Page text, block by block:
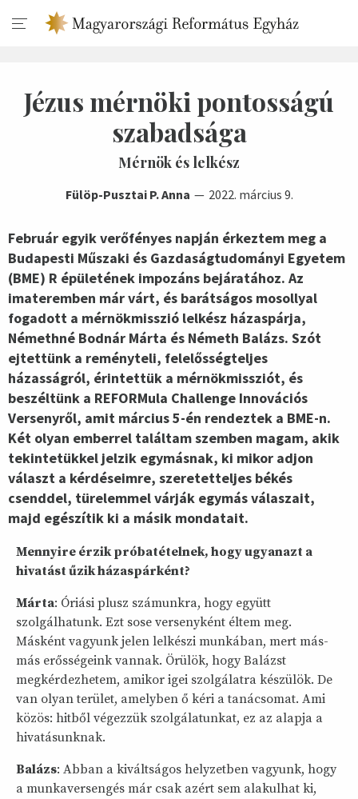
Jézus mérnöki pontosságú
szabadsága
Mérnök és lelkész
Fülöp-Pusztai P. Anna 2022. március 9.
Február egyik verőfényes napján érkeztem meg a
Budapesti Műszaki és Gazdaságtudományi Egyetem
(BME) R épületének impozáns bejáratához. Az
imateremben már várt, és barátságos mosollyal
fogadott a mérnökmisszió lelkész házaspárja,
Némethné Bodnár Márta és Németh Balázs. Szót
ejtettünk a reményteli, felelősségteljes
házasságról, érintettük a mérnökmissziót, és
beszéltünk a REFORMula Challenge Innovációs
Versenyről, amit március 5-én rendeztek a BME-n.
Két olyan emberrel találtam szemben magam, akik
tekintetükkel jelzik egymásnak, ki mikor adjon
választ a kérdéseimre, szeretetteljes békés
csenddel, türelemmel várják egymás válaszait,
majd egészítik ki a másik mondatait.
Mennyire érzik próbatételnek, hogy ugyanazt a
hivatást űzik házaspárként?
Márta: Óriási plusz számunkra, hogy együtt
szolgálhatunk. Ezt sose versenyként éltem meg.
Másként vagyunk jelen lelkészi munkában, mert más-
más erősségeink vannak. Örülök, hogy Balázst
megkérdezhetem, amikor igei szolgálatra készülök. De
van olyan terület, amelyben ő kéri a tanácsomat. Ami
közös: hitből végezzük szolgálatunkat, ez az alapja a
hivatásunknak.
Balázs: Abban a kiváltságos helyzetben vagyunk, hogy
a munkaversengés már csak azért sem alakulhat ki,